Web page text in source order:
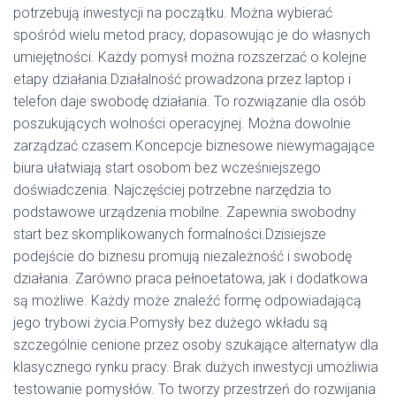
potrzebują inwestycji na początku. Można wybierać
spośród wielu metod pracy, dopasowując je do własnych
umiejętności. Każdy pomysł można rozszerzać o kolejne
etapy działania.Działalność prowadzona przez laptop i
telefon daje swobodę działania. To rozwiązanie dla osób
poszukujących wolności operacyjnej. Można dowolnie
zarządzać czasem.Koncepcje biznesowe niewymagające
biura ułatwiają start osobom bez wcześniejszego
doświadczenia. Najczęściej potrzebne narzędzia to
podstawowe urządzenia mobilne. Zapewnia swobodny
start bez skomplikowanych formalności.Dzisiejsze
podejście do biznesu promują niezależność i swobodę
działania. Zarówno praca pełnoetatowa, jak i dodatkowa
są możliwe. Każdy może znaleźć formę odpowiadającą
jego trybowi życia.Pomysły bez dużego wkładu są
szczególnie cenione przez osoby szukające alternatyw dla
klasycznego rynku pracy. Brak dużych inwestycji umożliwia
testowanie pomysłów. To tworzy przestrzeń do rozwijania